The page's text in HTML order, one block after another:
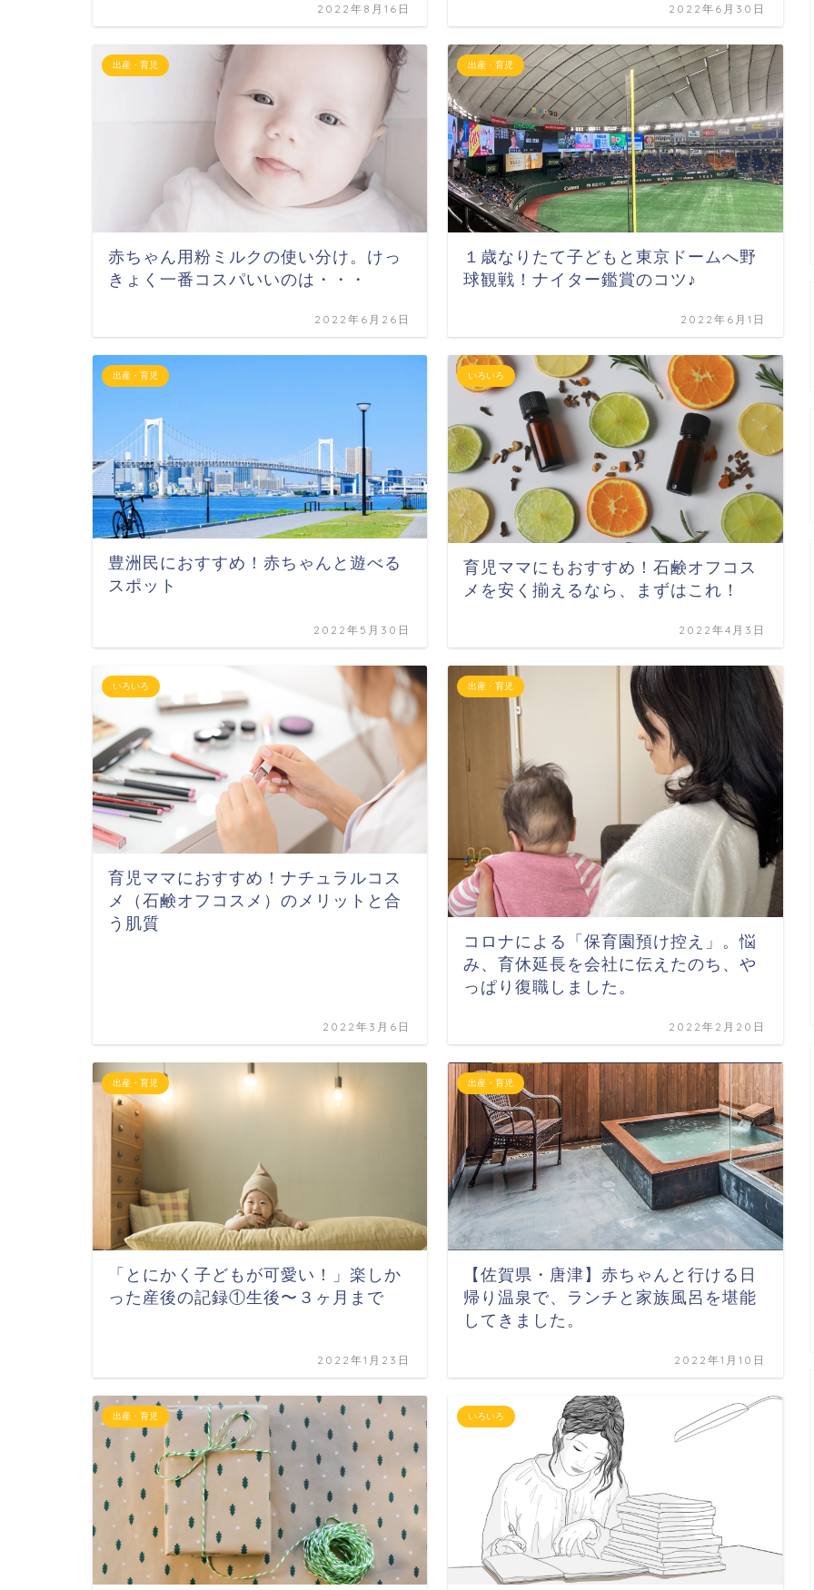
2022年8月16日 2022年6月30日
出産・育児
赤ちゃん用粉ミルクの使い分け。けっ
きょく一番コスパいいのは・・・
2022年6月26日
出産・育児
１歳なりたて子どもと東京ドームへ野
球観戦！ナイター鑑賞のコツ♪
2022年6月1日
出産・育児
豊洲民におすすめ！赤ちゃんと遊べる
スポット
2022年5月30日
いろいろ
育児ママにもおすすめ！石鹸オフコス
メを安く揃えるなら、まずはこれ！
2022年4月3日
いろいろ
育児ママにおすすめ！ナチュラルコス
メ（石鹸オフコスメ）のメリットと合
う肌質
2022年3月6日
出産・育児
コロナによる「保育園預け控え」。悩
み、育休延長を会社に伝えたのち、や
っぱり復職しました。
2022年2月20日
出産・育児
「とにかく子どもが可愛い！」楽しか
った産後の記録①生後〜３ヶ月まで
2022年1月23日
出産・育児
【佐賀県・唐津】赤ちゃんと行ける日
帰り温泉で、ランチと家族風呂を堪能
してきました。
2022年1月10日
出産・育児 いろいろ